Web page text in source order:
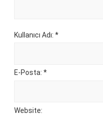
Kullanıcı Adı: *
E-Posta: *
Website: